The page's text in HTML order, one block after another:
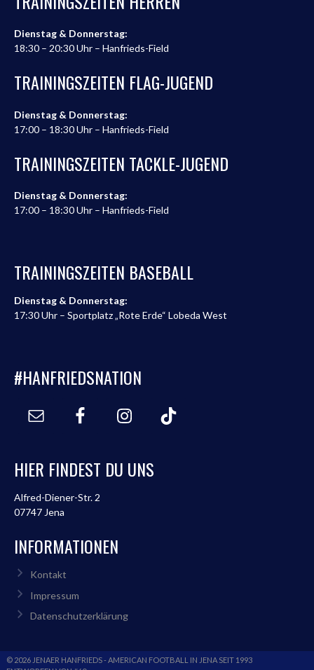
Dienstag & Donnerstag:
18:30 – 20:30 Uhr – Hanfrieds-Field
TRAININGSZEITEN FLAG-JUGEND
Dienstag & Donnerstag:
17:00 – 18:30 Uhr – Hanfrieds-Field
TRAININGSZEITEN TACKLE-JUGEND
Dienstag & Donnerstag:
17:00 – 18:30 Uhr – Hanfrieds-Field
TRAININGSZEITEN BASEBALL
Dienstag & Donnerstag:
17:30 Uhr – Sportplatz „Rote Erde“ Lobeda West
#HANFRIEDSNATION
HIER FINDEST DU UNS
Alfred-Diener-Str. 2
07747 Jena
INFORMATIONEN
Kontakt
Impressum
Datenschutzerklärung
© 2026 JENAER HANFRIEDS - AMERICAN FOOTBALL IN JENA SEIT 1993